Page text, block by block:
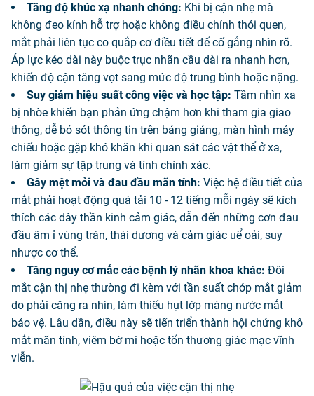
Tăng độ khúc xạ nhanh chóng: Khi bị cận nhẹ mà
không đeo kính hỗ trợ hoặc không điều chỉnh thói quen,
mắt phải liên tục co quắp cơ điều tiết để cố gắng nhìn rõ.
Áp lực kéo dài này buộc trục nhãn cầu dài ra nhanh hơn,
khiến độ cận tăng vọt sang mức độ trung bình hoặc nặng.
Suy giảm hiệu suất công việc và học tập: Tầm nhìn xa
bị nhòe khiến bạn phản ứng chậm hơn khi tham gia giao
thông, dễ bỏ sót thông tin trên bảng giảng, màn hình máy
chiếu hoặc gặp khó khăn khi quan sát các vật thể ở xa,
làm giảm sự tập trung và tính chính xác.
Gây mệt mỏi và đau đầu mãn tính: Việc hệ điều tiết của
mắt phải hoạt động quá tải 10 - 12 tiếng mỗi ngày sẽ kích
thích các dây thần kinh cảm giác, dẫn đến những cơn đau
đầu âm ỉ vùng trán, thái dương và cảm giác uể oải, suy
nhược cơ thể.
Tăng nguy cơ mắc các bệnh lý nhãn khoa khác: Đôi
mắt cận thị nhẹ thường đi kèm với tần suất chớp mắt giảm
do phải căng ra nhìn, làm thiếu hụt lớp màng nước mắt
bảo vệ. Lâu dần, điều này sẽ tiến triển thành hội chứng khô
mắt mãn tính, viêm bờ mi hoặc tổn thương giác mạc vĩnh
viễn.